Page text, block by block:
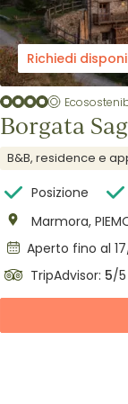
Richiedi
Borgata
B&B, residence e
Posizione
Marmora,
Aperto fino al
TripAdvisor: 5/5